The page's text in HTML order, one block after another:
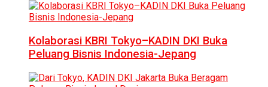
Kolaborasi KBRI Tokyo–KADIN DKI Buka
Peluang Bisnis Indonesia-Jepang